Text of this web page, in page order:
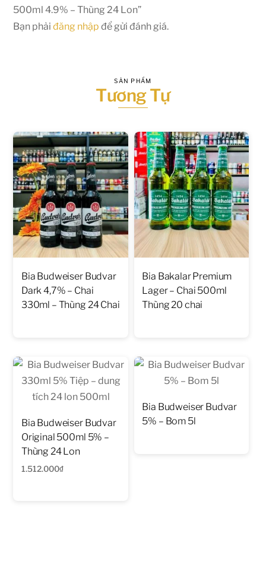
500ml 4.9% – Thùng 24 Lon”
Bạn phảiđăng nhập để gửi đánh giá.
SẢN PHẨM
Tương Tự
Bia Budweiser Budvar
Dark 4,7% – Chai
330ml – Thùng 24 Chai
Bia Bakalar Premium
Lager – Chai 500ml
Thùng 20 chai
Bia Budweiser Budvar
Original 500ml 5% –
Thùng 24 Lon
1.512.000₫
Bia Budweiser Budvar
5% – Bom 5l